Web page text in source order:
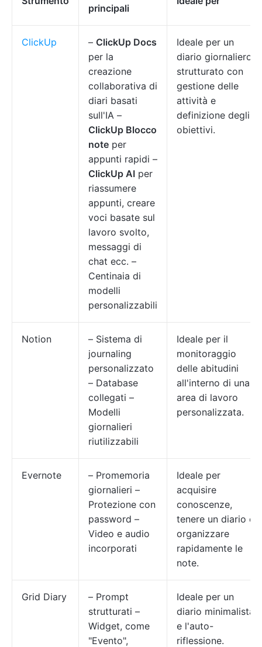
principali
ClickUp – ClickUp Docs
per la
creazione
collaborativa di
diari basati
sull'IA –
ClickUp Blocco
note per
appunti rapidi –
ClickUp AI per
riassumere
appunti, creare
voci basate sul
lavoro svolto,
messaggi di
chat ecc. –
Centinaia di
modelli
personalizzabili
Ideale per un
diario giornaliero
strutturato con
gestione delle
attività e
definizione degli
obiettivi.
Notion
– Sistema di
journaling
personalizzato
– Database
collegati –
Modelli
giornalieri
riutilizzabili
Ideale per il
monitoraggio
delle abitudini
all'interno di una
area di lavoro
personalizzata.
Evernote
– Promemoria
giornalieri –
Protezione con
password –
Video e audio
incorporati
Ideale per
acquisire
conoscenze,
tenere un diario e
organizzare
rapidamente le
note.
Grid Diary
– Prompt
strutturati –
Widget, come
"Evento",
Ideale per un
diario minimalista
e l'auto-
riflessione.